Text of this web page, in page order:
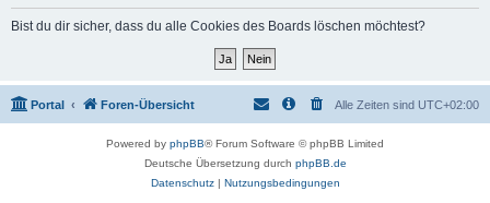
Bist du dir sicher, dass du alle Cookies des Boards löschen möchtest?
Portal Foren-Übersicht Alle Zeiten sind UTC+02:00
Powered by phpBB® Forum Software © phpBB Limited
Deutsche Übersetzung durch phpBB.de
Datenschutz| Nutzungsbedingungen